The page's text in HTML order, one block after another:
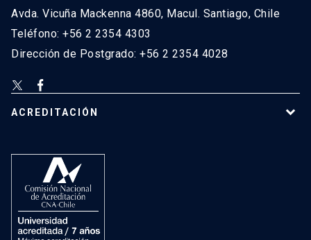
Avda. Vicuña Mackenna 4860, Macul. Santiago, Chile
Teléfono: +56 2 2354 4303
Dirección de Postgrado: +56 2 2354 4028
ACREDITACIÓN